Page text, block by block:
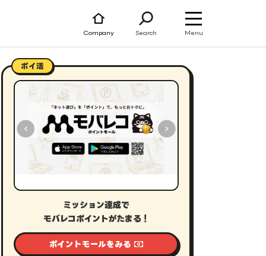
Company Search Menu
ポイ活
ミッション達成で
モバレコポイントがたまる！
ポイントモールをみる